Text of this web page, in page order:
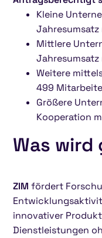
Kleine
Jahresumsatz
Mittlere
Jahresumsatz
Weitere
499
Größere
Kooperation
Was
ZIM fördert
innovativer
Dienstleistungen